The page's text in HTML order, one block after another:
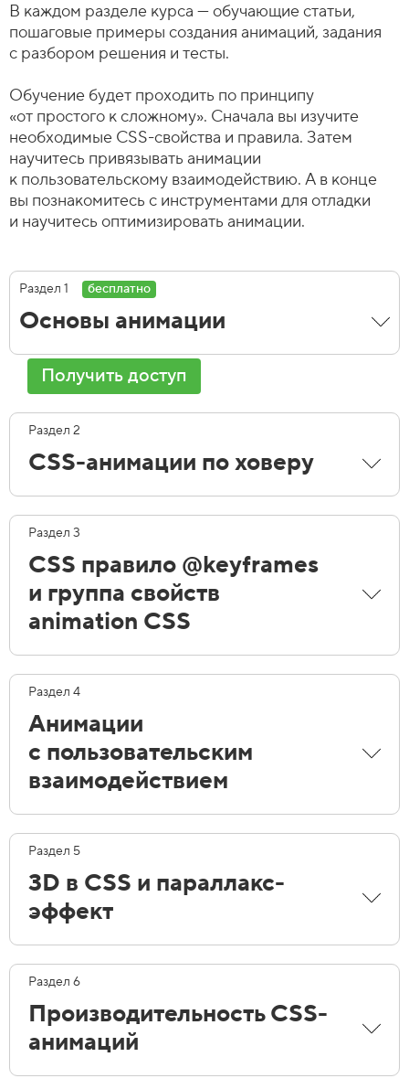
В каждом разделе курса — обучающие статьи,
пошаговые примеры создания анимаций, задания
с разбором решения и тесты.
Обучение будет проходить по принципу
«от простого к сложному». Сначала вы изучите
необходимые CSS-свойства и правила. Затем
научитесь привязывать анимации
к пользовательскому взаимодействию. А в конце
вы познакомитесь с инструментами для отладки
и научитесь оптимизировать анимации.
Раздел 1 бесплатно
Основы анимации
Получить доступ
Раздел 2
CSS-анимации по ховеру
Раздел 3
CSS правило @keyframes
и группа свойств
animation CSS
Раздел 4
Анимации
с пользовательским
взаимодействием
Раздел 5
3D в CSS и параллакс-
эффект
Раздел 6
Производительность CSS-
анимаций